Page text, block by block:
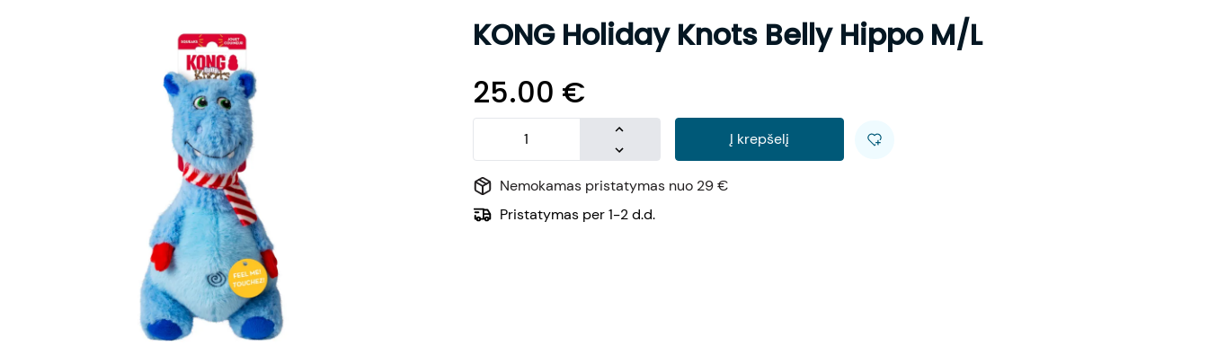
KONG Holiday Knots Belly Hippo M/L
25.00 €
Į krepšelį
Nemokamas pristatymas nuo 29 €
Pristatymas per 1-2 d.d.